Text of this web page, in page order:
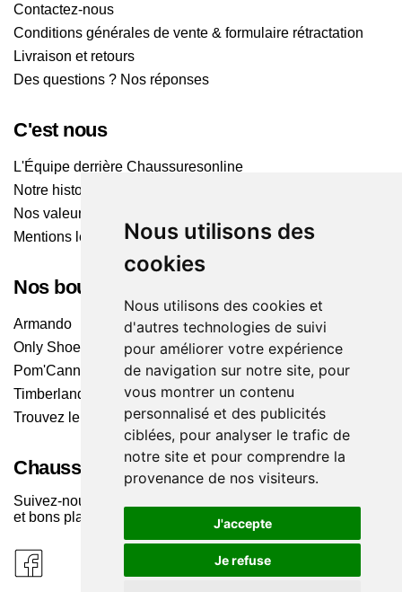
Nous utilisons des
cookies
Nous utilisons des cookies et
d'autres technologies de suivi
pour améliorer votre expérience
de navigation sur notre site, pour
vous montrer un contenu
personnalisé et des publicités
ciblées, pour analyser le trafic de
notre site et pour comprendre la
provenance de nos visiteurs.
J'accepte
Je refuse
Contactez-nous
Conditions générales de vente & formulaire rétractation
Livraison et retours
Des questions ? Nos réponses
C'est nous
L'Équipe derrière Chaussuresonline
Notre histoire
Nos valeurs
Mentions légales
Nos boutiques
Armando
Only Shoes
Pom'Cannelle
Timberland
Trouvez le magasin le plus proche
Chaussuresonline sur les Médias sociaux
Suivez-nous sur les réseaux pour les dernières tendances
et bons plans !